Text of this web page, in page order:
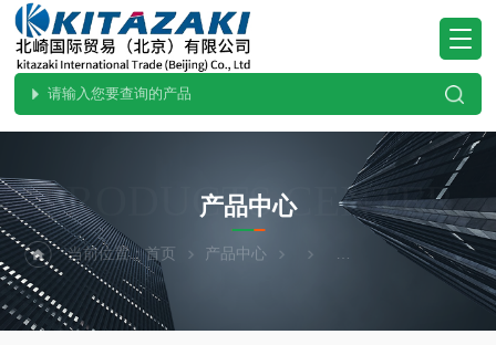
PRODUCTS CENTER
产品中心
当前位置：首页 产品中心 YAMADEN山本电机